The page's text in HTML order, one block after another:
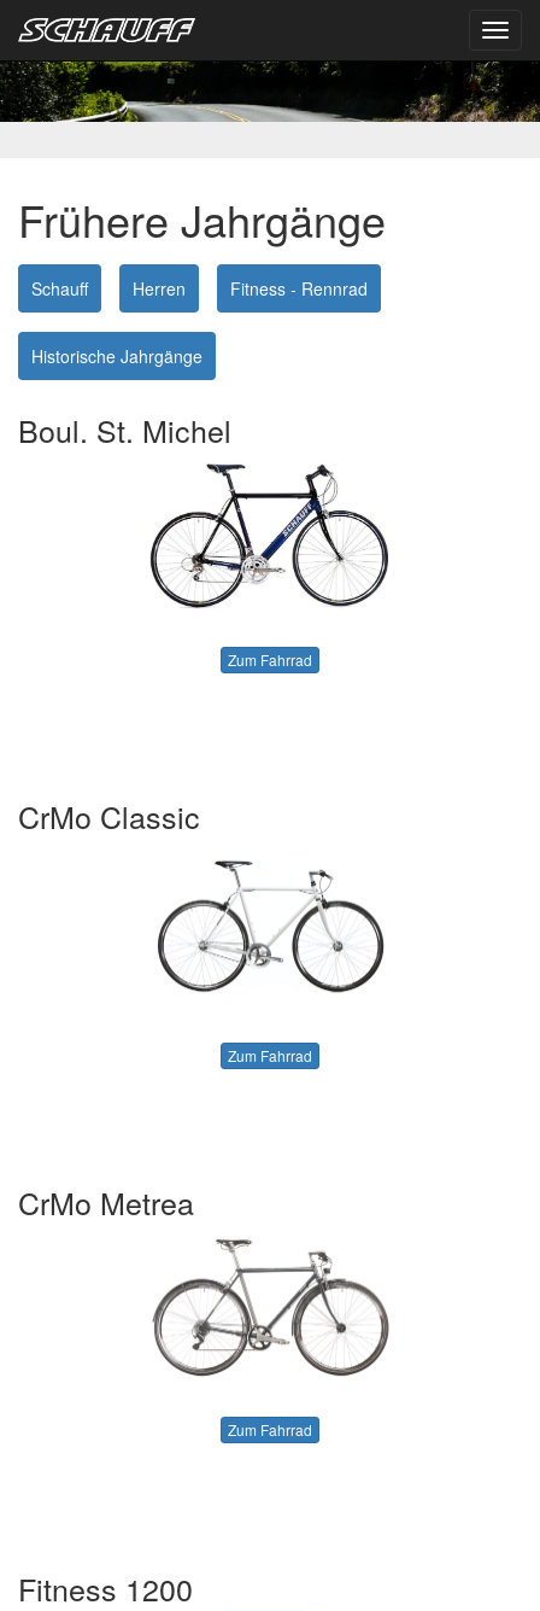
Frühere Jahrgänge
Schauff Herren Fitness - Rennrad
Historische Jahrgänge
Boul. St. Michel
Zum Fahrrad
CrMo Classic
Zum Fahrrad
CrMo Metrea
Zum Fahrrad
Fitness 1200